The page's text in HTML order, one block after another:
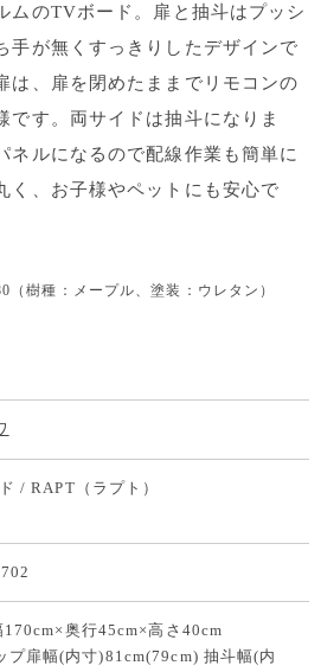
ムのTVボード。扉と抽斗はプッシ
手が無くすっきりしたデザインで
は、扉を閉めたままでリモコンの
です。両サイドは抽斗になりま
ネルになるので配線作業も簡単に
く、お子様やペットにも安心で
樹種：メープル、塗装：ウレタン）
/ RAPT（ラプト）
170cm×奥行45cm×高さ40cm
扉幅(内寸)81cm(79cm) 抽斗幅(内